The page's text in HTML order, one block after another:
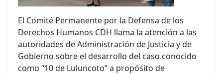
El Comité Permanente por la Defensa de los
Derechos Humanos CDH llama la atención a las
autoridades de Administración de Justicia y de
Gobierno sobre el desarrollo del caso conocido
como “10 de Luluncoto” a propósito de